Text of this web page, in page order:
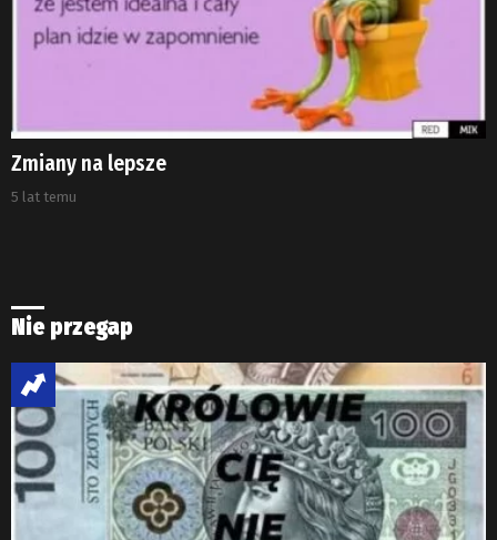
Zmiany na lepsze
5 lat temu
Nie przegap